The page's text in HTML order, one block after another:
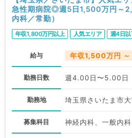
急性期病院◎週5日1,500万円～
内科／常勤）
年収1,800万円以上 人気エリア 週4日
給与 年収1,500万円 ～
勤務日数 週4.00日〜5.00日
勤務地 埼玉県さいたま市
募集科目